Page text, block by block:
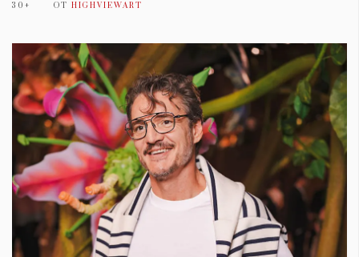
30+ ОТ HIGHVIEWART